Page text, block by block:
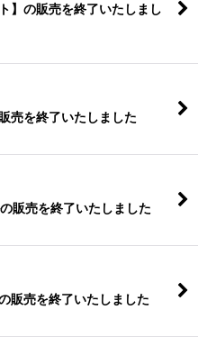
】の販売を終了いたしまし
売を終了いたしました
販売を終了いたしました
販売を終了いたしました